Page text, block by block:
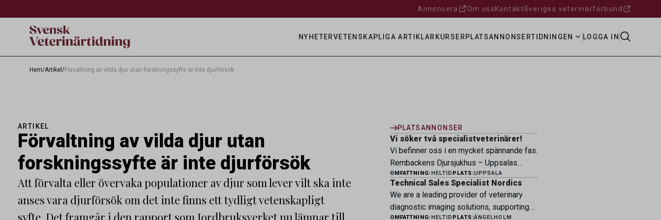
Annonsera Om oss KontaktSveriges veterinärförbund
NYHETERVETENSKAPLIGA ARTIKLAR KURSER PLATSANNONSERTIDNINGEN LOGGA IN
Hem/Artikel /Förvaltning av vilda djur utan forskningssyfte är inte djurförsök
ARTIKEL
Förvaltning av vilda djur utan
forskningssyfte är inte djurförsök
Att förvalta eller övervaka populationer av djur som lever vilt ska inte
anses vara djurförsök om det inte finns ett tydligt vetenskapligt
syfte. Det framgår i den rapport som Jordbruksverket nu lämnar till
PLATSANNONSER
Vi söker två specialistveterinärer!
Vi befinner oss i en mycket spännande fas.
Rembackens Djursjukhus – Uppsalas
ledande djursjukhus – expanderar nu sin
specialistverksamhet och söker
legitimerade veterinärer med
specialistkompetens som vill vara med
OMFATTNING:HELTID PLATS:UPPSALA
Technical Sales Specialist Nordics
We are a leading provider of veterinary
diagnostic imaging solutions, supporting
OMFATTNING:HELTID PLATS:ÄNGELHOLM